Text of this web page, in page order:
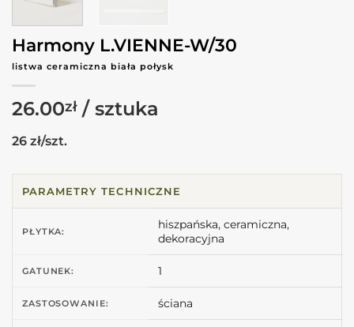
Harmony L.VIENNE-W/30
listwa ceramiczna biała połysk
26.00zł
26 zł/szt.
PARAMETRY TECHNICZNE
PŁYTKA:
hiszpańska, ceramiczna,
dekoracyjna
GATUNEK: 1
ZASTOSOWANIE: ściana